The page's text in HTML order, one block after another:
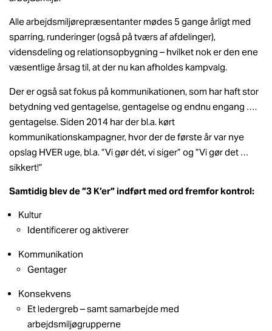
Alle arbejdsmiljørepræsentanter mødes 5 gange årligt med
sparring, runderinger (også på tværs af afdelinger),
vidensdeling og relationsopbygning – hvilket nok er den ene
væsentlige årsag til, at der nu kan afholdes kampvalg.
Der er også sat fokus på kommunikationen, som har haft stor
betydning ved gentagelse, gentagelse og endnu engang ….
gentagelse. Siden 2014 har der bl.a. kørt
kommunikationskampagner, hvor der de første år var nye
opslag HVER uge, bl.a. ”Vi gør dét, vi siger” og ”Vi gør det …
sikkert!”
Samtidig blev de ”3 K’er” indført med ord fremfor kontrol:
Kultur
Identificerer og aktiverer
Kommunikation
Gentager
Konsekvens
Et ledergreb – samt samarbejde med
arbejdsmiljøgrupperne